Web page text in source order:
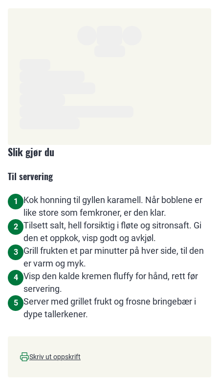
Slik gjør du
Til servering
1
Kok honning til gyllen karamell. Når boblene er
like store som femkroner, er den klar.
2
Tilsett salt, hell forsiktig i fløte og sitronsaft. Gi
den et oppkok, visp godt og avkjøl.
3
Grill frukten et par minutter på hver side, til den
er varm og myk.
4
Visp den kalde kremen fluffy for hånd, rett før
servering.
5
Server med grillet frukt og frosne bringebær i
dype tallerkener.
Skriv ut oppskrift